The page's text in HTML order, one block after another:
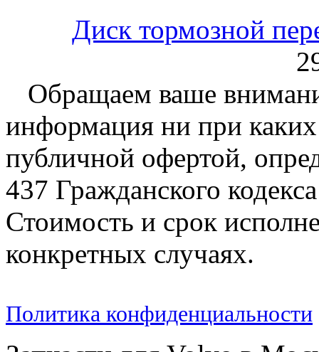
Диск тормозной
Обращаем ваше
информация ни при каких
публичной офертой,
437 Гражданского
Стоимость и срок
конкретных случаях.
Политика конфиденциальности